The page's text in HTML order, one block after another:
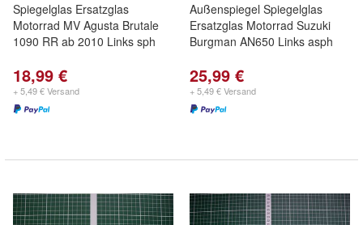
Spiegelglas Ersatzglas
Motorrad MV Agusta Brutale
1090 RR ab 2010 Links sph
18,99 €
+ 5,49 € Versand
Außenspiegel Spiegelglas
Ersatzglas Motorrad Suzuki
Burgman AN650 Links asph
25,99 €
+ 5,49 € Versand